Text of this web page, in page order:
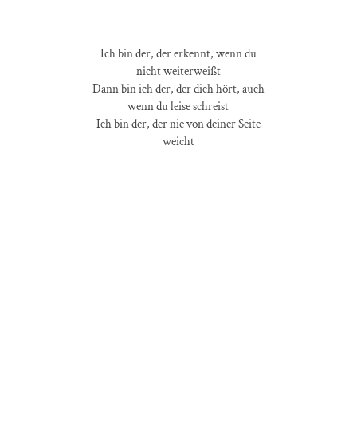
Ich bin der, der erkennt, wenn du
nicht weiterweißt
Dann bin ich der, der dich hört, auch
wenn du leise schreist
Ich bin der, der nie von deiner Seite
weicht